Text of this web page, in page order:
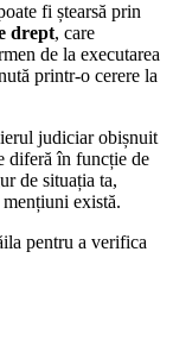
fi ștearsă prin
drept, care
de la executarea
printr-o cerere la
judiciar obișnuit
diferă în funcție de
de situația ta,
există.
pentru a verifica